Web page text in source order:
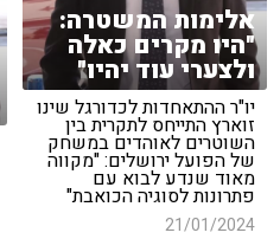
אלימות המשטרה:
"היו מקרים כאלה
ולצערי עוד יהיו"
יו"ר ההתאחדות לכדורגל שינו
זוארץ התייחס לתקרית בין
השוטרים לאוהדים במשחק
של הפועל ירושלים: "מקווה
מאוד שנדע לבוא עם
פתרונות לסוגיה הכואבת"
21/01/2024